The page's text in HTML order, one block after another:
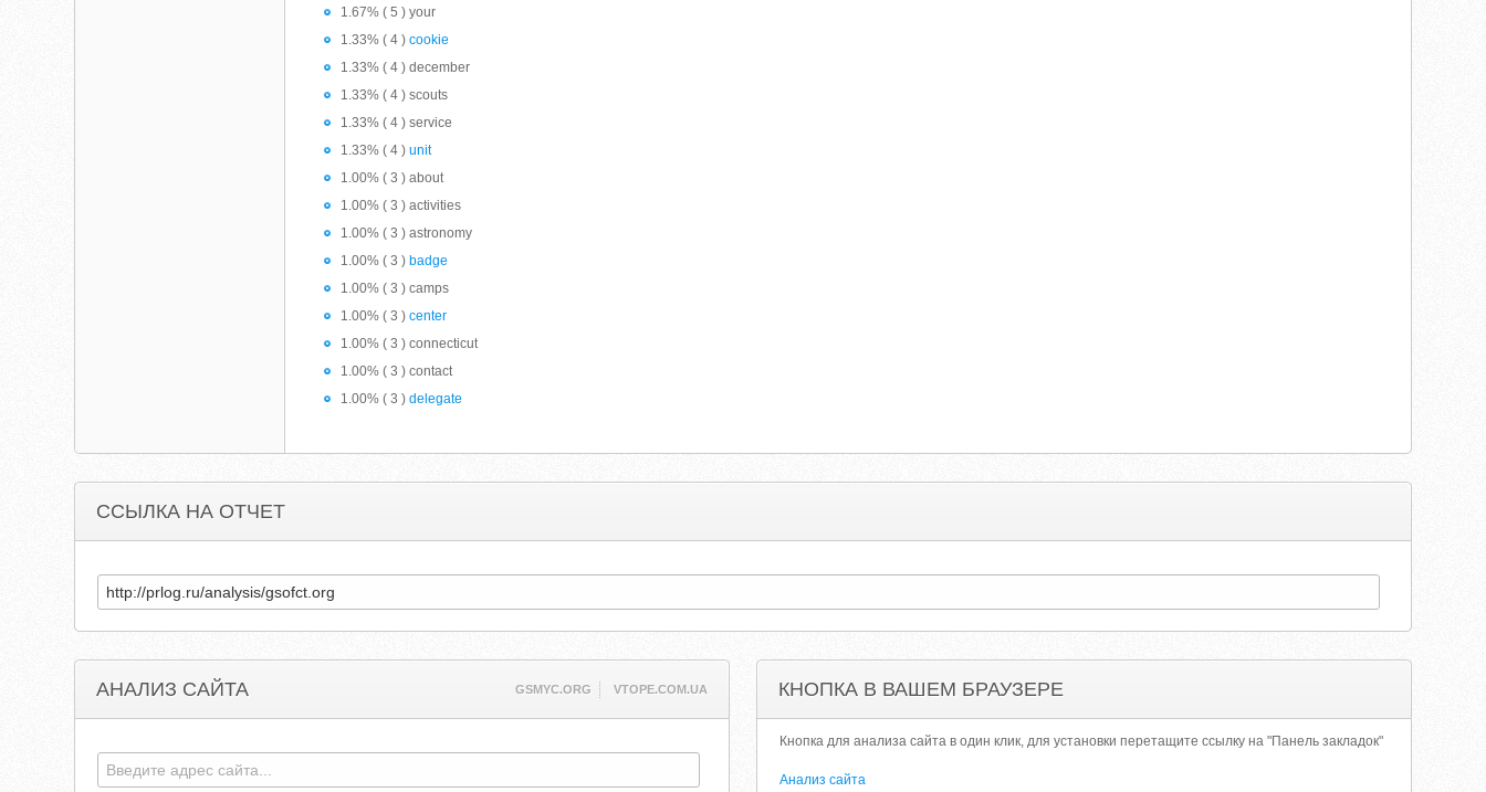
1.67% ( 5 ) your
1.33% ( 4 )cookie
1.33% ( 4 ) december
1.33% ( 4 ) scouts
1.33% ( 4 ) service
1.33% ( 4 )unit
1.00% ( 3 ) about
1.00% ( 3 ) activities
1.00% ( 3 ) astronomy
1.00% ( 3 ) badge
1.00% ( 3 ) camps
1.00% ( 3 )center
1.00% ( 3 ) connecticut
1.00% ( 3 ) contact
1.00% ( 3 )delegate
ССЫЛКА НА ОТЧЕТ
АНАЛИЗ САЙТА GSMYC.ORG VTOPE.COM.UA КНОПКА В ВАШЕМ БРАУЗЕРЕ
Кнопка для анализа сайта в один клик, для установки перетащите ссылку на "Панель закладок"
Анализ сайта